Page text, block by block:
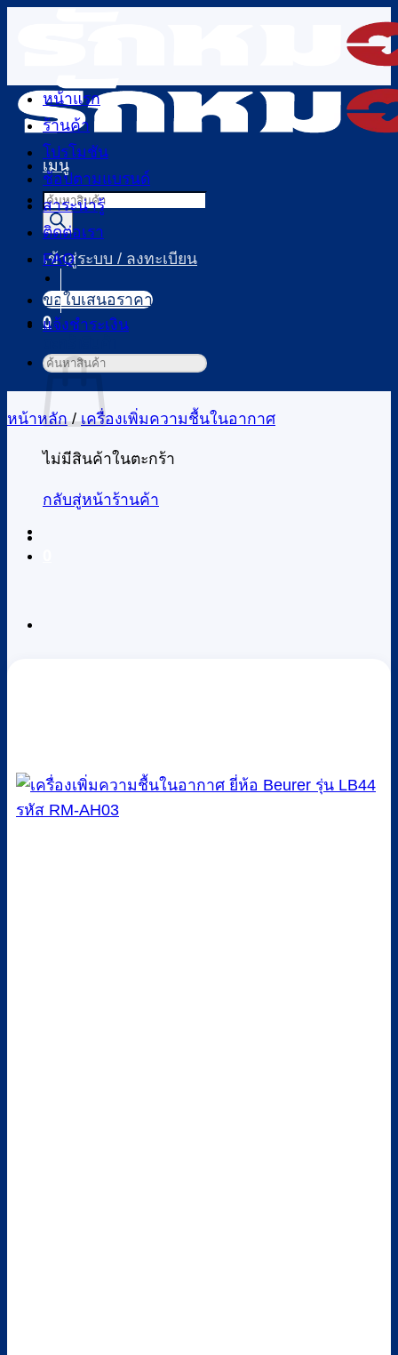
เนื้อหา
เมนู
Products
search
เข้าสู่ระบบ / ลงทะเบียน
0
ไม่มีสินค้าในตะกร้า
กลับสู่หน้าร้านค้า
หน้าแรก
ร้านค้า
โปรโมชัน
ช้อปตามแบรนด์
สาระน่ารู้
ติดต่อเรา
FAQ
ขอใบเสนอราคา
แจ้งชำระเงิน
ค้นหา:
หน้าหลัก / เครื่องเพิ่มความชื้นในอากาศ